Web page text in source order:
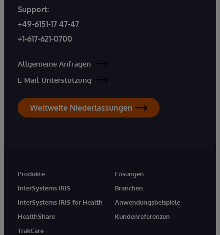
Support:
+49-6151-17 47-47
+1-617-621-0700
Allgemeine Anfragen
E-Mail-Unterstützung
Weltweite Niederlassungen
Produkte
InterSystems IRIS
InterSystems IRIS for Health
HealthShare
TrakCare
Lösungen
Branchen
Anwendungsbeispiele
Kundenreferenzen